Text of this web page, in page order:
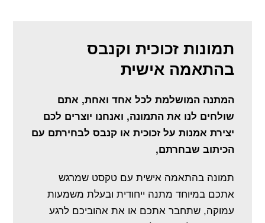
תמונות זכוכית וקנבס
בהתאמה אישית
המתנה המושלמת לכל אחד ואחת, אתם
שולחים לנו את התמונה, ואנחנו יוצרים לכם
יצירת אמנות על זכוכית או קנבס לבחירתם עם
הכיתוב שבחרתם,
תמונה בהתאמה אישית עם טקסט שמרגש
אתכם במיוחד מתנה ייחודית ובעלת משמעות
עמוקה, שתחבר אתכם או את אהוביכם לרגע